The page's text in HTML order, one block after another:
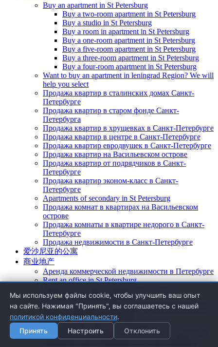
Buy an apartment in St Petersburg
Buy a two-room apartment in St Petersburg
Buy a studio in St Petersburg
Buy a room in apartment in St Petersburg
Buy a one-room apartment in St Petersburg
Buy a five-room apartment in St Petersburg
Buy a three-room apartment in St Petersburg
Buy a four-room apartment in St Petersburg
Want to buy an apartment in leningrad Region? We will
help you select
Продажа квартир в сталинских домах Санкт-
Петербурге
Продажа квартир в старом фонде Санкт-
Петербурга
Продажа квартир в хрущевках в Санкт-Петербурге
Продажа квартир в центре в Санкт-Петербурге
Продажа квартир евродвушек в Санкт-Петербурге
Продажа квартир на Васильевском острове
Продажа квартир от подрядчиков в Санкт-
Петербурге
Продажа квартир эконом-класс в Санкт-
Петербурге
Apartments of secondary in St Petersburg
Продажа комнат в квартирах на Васильевском
острове
Продажа комнаты в квартире недорого в Санкт-
Петербурге
Продажа недвижимости в Санкт-Петербурге
爱沙尼亚的公寓
商业地产
Аренда коммерческой недвижимости в Петербурге
Rent an office in St Petersburg
Петербурге. Особенности
Аренда торговых помещений в Санкт-Петербурге
Rent a premise in St Petersburg
Rent shopping space in St Petersburg
Apartments for commercial purposes in St Petersburg
Коммерческая недвижимость в новостройках:
Мы используем файлы cookie, чтобы улучшить ваш опыт
на сайте. Нажимая "Принять", вы соглашаетесь с нашей
политикой конфиденциальности.
Принять
Настроить Отклонить